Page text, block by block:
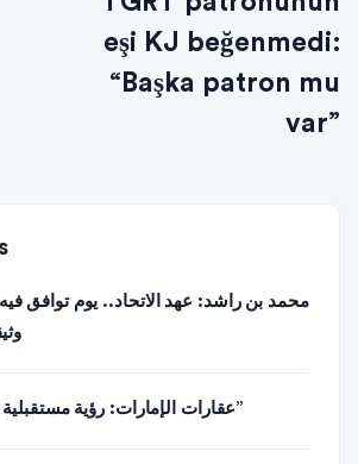
eşi KJ beğenmedi:
“Başka patron mu
var”
محمد بن راشد: عهد الاتحاد.. يوم توافق
“عقارات الإمارات: رؤية مستقبلية تحت راية الاتحاد”